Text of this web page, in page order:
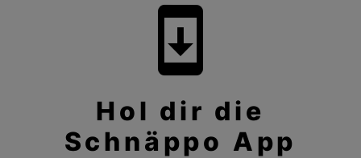
system_update
Hol dir die
Schnäppo App